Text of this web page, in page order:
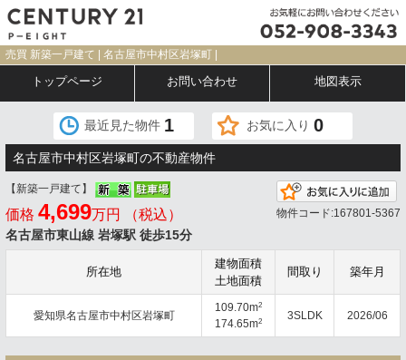
売買 新築一戸建て | 名古屋市中村区岩塚町 |
トップページ お問い合わせ 地図表示
最近見た物件 1 お気に入り 0
名古屋市中村区岩塚町の不動産物件
【新築一戸建て】
価格 4,699万円 （税込）
名古屋市東山線 岩塚駅 徒歩15分
物件コード:167801-5367
所在地
建物面積
土地面積
間取り 築年月
愛知県名古屋市中村区岩塚町
109.70m2
174.65m2 3SLDK 2026/06